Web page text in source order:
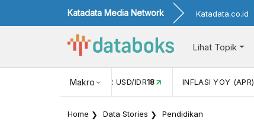
Katadata Media Network Katadata.co.id
Lihat Topik
Makro
NILAI TUKAR USD/IDR18 INFLASI YOY (APR)
Home Data Stories Pendidikan